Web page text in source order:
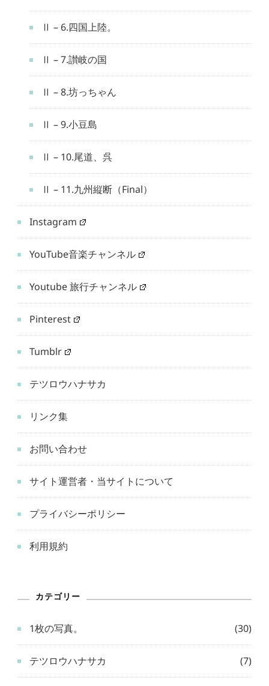
Ⅱ – 6.四国上陸。
Ⅱ – 7.讃岐の国
Ⅱ – 8.坊っちゃん
Ⅱ – 9.小豆島
Ⅱ – 10.尾道、呉
Ⅱ – 11.九州縦断（Final）
Instagram
YouTube音楽チャンネル
Youtube 旅行チャンネル
Pinterest
Tumblr
テツロウハナサカ
リンク集
お問い合わせ
サイト運営者・当サイトについて
プライバシーポリシー
利用規約
カテゴリー
1枚の写真。 (30)
テツロウハナサカ (7)